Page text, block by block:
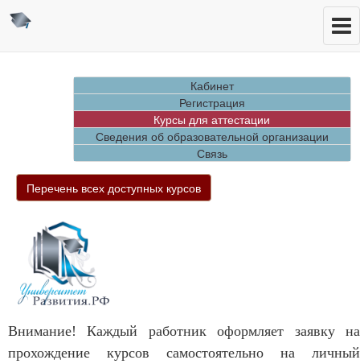
Кабинет
Регистрация
Курсы для аттестации
Сведения об образовательной организации
Связь
Перечень всех доступных курсов
Внимание! Каждый работник оформляет заявку на
прохождение курсов самостоятельно на личный